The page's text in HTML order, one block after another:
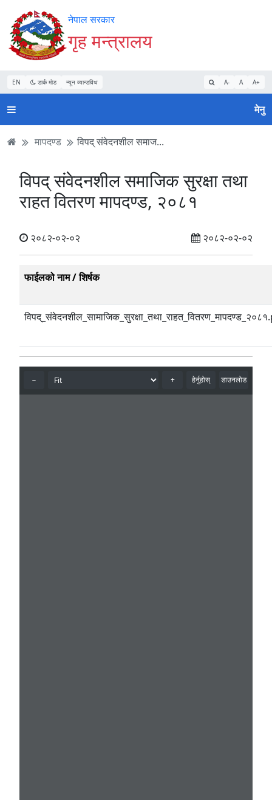
Accessibility
Mode
सुरु
गर्नुहोस्
सामाग्री
पढ्नुहाेस्
नेभिगेसन
पढ्नुहाेस्
वेबसाइट
खोजमा
जानुहोस्
नेपाल सरकार
गृह मन्त्रालय
EN डार्क मोड न्यून व्यान्डविथ A- A A+
मेनु
मापदण्ड विपद् संवेदनशील समाज...
विपद् संवेदनशील समाजिक सुरक्षा तथा
राहत वितरण मापदण्ड, २०८१
२०८२-०२-०२ २०८२-०२-०२
फाईलको नाम / शिर्षक